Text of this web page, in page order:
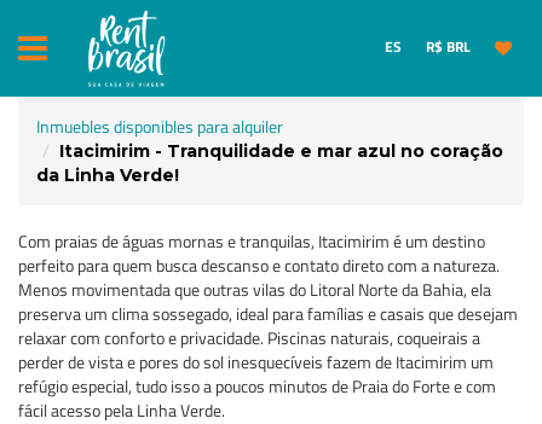
ES R$ BRL
Inmuebles disponibles para alquiler
Itacimirim - Tranquilidade e mar azul no coração
da Linha Verde!
Com praias de águas mornas e tranquilas, Itacimirim é um destino
perfeito para quem busca descanso e contato direto com a natureza.
Menos movimentada que outras vilas do Litoral Norte da Bahia, ela
preserva um clima sossegado, ideal para famílias e casais que desejam
relaxar com conforto e privacidade. Piscinas naturais, coqueirais a
perder de vista e pores do sol inesquecíveis fazem de Itacimirim um
refúgio especial, tudo isso a poucos minutos de Praia do Forte e com
fácil acesso pela Linha Verde.